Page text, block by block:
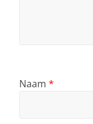
Naam *